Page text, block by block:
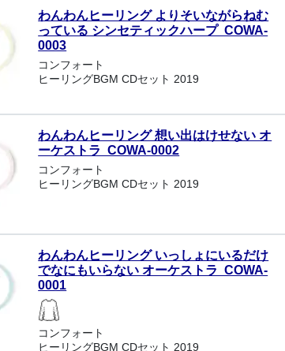
わんわんヒーリング よりそいながらねむ
っている シンセティックハープ COWA-
0003
コンフォート
ヒーリングBGM CDセット 2019
わんわんヒーリング 想い出はけせない オ
ーケストラ COWA-0002
コンフォート
ヒーリングBGM CDセット 2019
わんわんヒーリング いっしょにいるだけ
でなにもいらない オーケストラ COWA-
0001
コンフォート
ヒーリングBGM CDセット 2019